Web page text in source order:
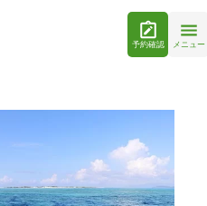
予約確認 メニュー